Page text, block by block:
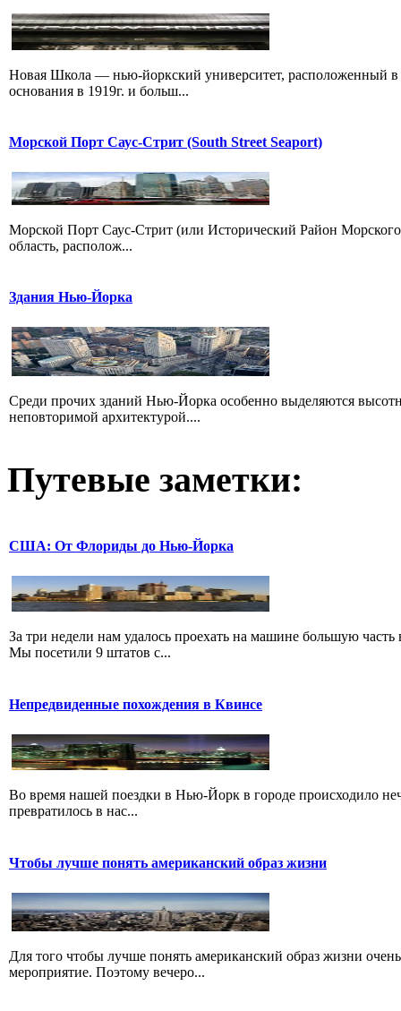
Новая Школа — нью-йоркский университет, расположенный
основания в 1919г. и больш...
Морской Порт Саус-Стрит (South Street Seaport)
Морской Порт Саус-Стрит (или Исторический Район
область, располож...
Здания Нью-Йорка
Среди прочих зданий Нью-Йорка особенно выделяются
неповторимой архитектурой....
Путевые заметки:
США: От Флориды до Нью-Йорка
За три недели нам удалось проехать на машине большую
Мы посетили 9 штатов с...
Непредвиденные похождения в Квинсе
Во время нашей поездки в Нью-Йорк в городе происходило
превратилось в нас...
Чтобы лучше понять американский образ жизни
Для того чтобы лучше понять американский образ жизни
мероприятие. Поэтому вечеро...